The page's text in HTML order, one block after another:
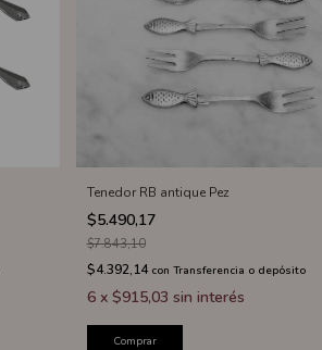
Tenedor RB antique Pez
$5.490,17
$7.843,10
$4.392,14 con Transferencia o depósito
6 x $915,03 sin interés
Comprar